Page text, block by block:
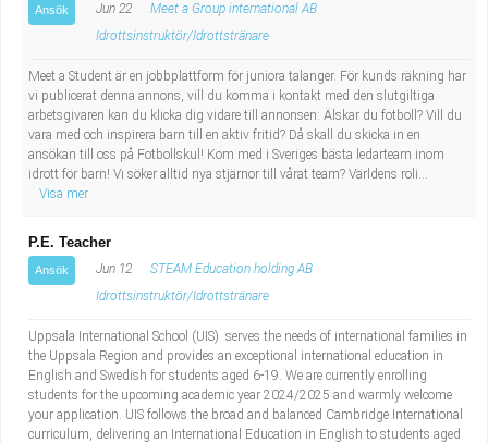
Ansök Jun 22
Meet a Group international AB
Idrottsinstruktör/Idrottstränare
Meet a Student är en jobbplattform för juniora talanger. För kunds räkning har
vi publicerat denna annons, vill du komma i kontakt med den slutgiltiga
arbetsgivaren kan du klicka dig vidare till annonsen: Älskar du fotboll? Vill du
vara med och inspirera barn till en aktiv fritid? Då skall du skicka in en
ansökan till oss på Fotbollskul! Kom med i Sveriges bästa ledarteam inom
idrott för barn! Vi söker alltid nya stjärnor till vårat team? Världens roli...
Visa mer
P.E. Teacher
Ansök Jun 12
STEAM Education holding AB
Idrottsinstruktör/Idrottstränare
Uppsala International School (UIS) serves the needs of international families in
the Uppsala Region and provides an exceptional international education in
English and Swedish for students aged 6-19. We are currently enrolling
students for the upcoming academic year 2024/2025 and warmly welcome
your application. UIS follows the broad and balanced Cambridge International
curriculum, delivering an International Education in English to students aged